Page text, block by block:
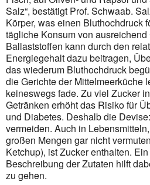
Salz“, bestätigt Prof. Schwaab.
Körper, was einen Bluthochdruck
tägliche Konsum von ausreichend
Ballaststoffen kann durch den
Energiegehalt dazu beitragen,
das wiederum Bluthochdruck
die Gerichte der Mittelmeerküche
keineswegs fade. Zu viel Zucker
Getränken erhöht das Risiko für
und Diabetes. Deshalb die
vermeiden. Auch in
großen Mengen gar nicht
Ketchup), ist Zucker enthalten.
Beschreibung der Zutaten hilft
zu gehen.